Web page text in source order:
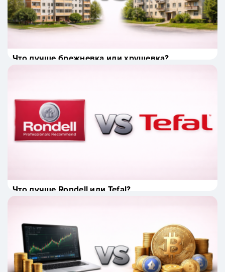
Что лучше брежневка или хрущевка?
Что лучше Rondell или Tefal?